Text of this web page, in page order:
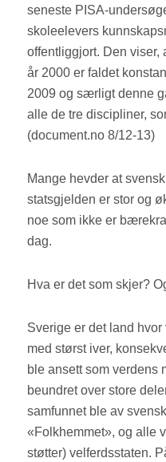
seneste PISA-
skoleelevers
offentliggjort. Den viser,
år 2000 er faldet
2009 og særligt denne
alle de tre discipliner,
(document.no 8/12-13)
Mange hevder at
statsgjelden er stor og
noe som ikke er
dag.
Hva er det som skjer?
Sverige er det land
med størst iver,
ble ansett som verdens
beundret over store
samfunnet ble av
«Folkhemmet», og alle
støtter) velferdsstaten.